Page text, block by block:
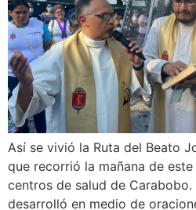
Así se vivió la Ruta del Beato
que recorrió la mañana de
centros de salud de
desarrolló en medio de